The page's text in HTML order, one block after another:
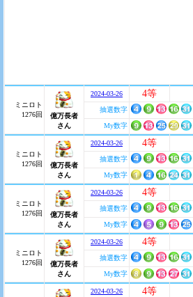
ミニロト
1276回
億万長者
さん
2024-03-26 4等
抽選数字
My数字
ミニロト
1276回
億万長者
さん
2024-03-26 4等
抽選数字
My数字
ミニロト
1276回
億万長者
さん
2024-03-26 4等
抽選数字
My数字
ミニロト
1276回
億万長者
さん
2024-03-26 4等
抽選数字
My数字
2024-03-26 4等